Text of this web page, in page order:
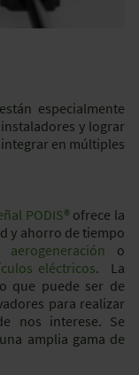
especialmente
y lograr
en múltiples
PODIS®ofrece la
y ahorro de tiempo
aerogeneración o
eléctricos. La
que puede ser de
para realizar
nos interese. Se
amplia gama de